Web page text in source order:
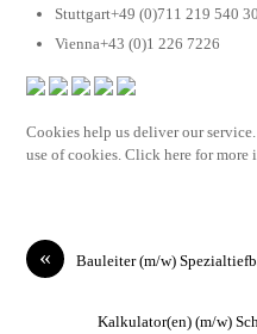
Stuttgart+49 (0)711 219 540 30
Vienna+43 (0)1 226 7226
Cookies help us deliver our
use of cookies. Click here for more
« Bauleiter (m/w)
Kalkulator(en) (m/w)